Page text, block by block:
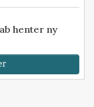
henter ny